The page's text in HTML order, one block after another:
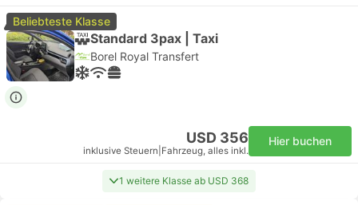
Beliebteste Klasse
Standard 3pax | Taxi
Borel Royal Transfert
USD 356
inklusive Steuern Fahrzeug, alles inkl.
Hier buchen
1 weitere Klasse ab USD 368